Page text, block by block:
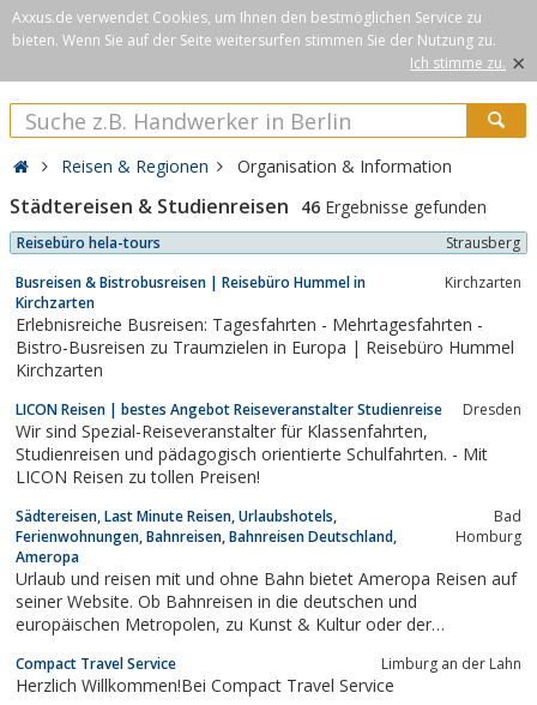
Axxus.de verwendet Cookies, um Ihnen den bestmöglichen Service zu
bieten. Wenn Sie auf der Seite weitersurfen stimmen Sie der Nutzung zu.
Ich stimme zu. ×
Reisen & Regionen Organisation & Information
Städtereisen & Studienreisen 46 Ergebnisse gefunden
Reisebüro hela-tours
Strausberg
Busreisen & Bistrobusreisen | Reisebüro Hummel in
Kirchzarten
Kirchzarten
Erlebnisreiche Busreisen: Tagesfahrten - Mehrtagesfahrten -
Bistro-Busreisen zu Traumzielen in Europa | Reisebüro Hummel
Kirchzarten
LICON Reisen | bestes Angebot Reiseveranstalter Studienreise Dresden
Wir sind Spezial-Reiseveranstalter für Klassenfahrten,
Studienreisen und pädagogisch orientierte Schulfahrten. - Mit
LICON Reisen zu tollen Preisen!
Sädtereisen, Last Minute Reisen, Urlaubshotels,
Ferienwohnungen, Bahnreisen, Bahnreisen Deutschland,
Ameropa
Bad
Homburg
Urlaub und reisen mit und ohne Bahn bietet Ameropa Reisen auf
seiner Website. Ob Bahnreisen in die deutschen und
europäischen Metropolen, zu Kunst & Kultur oder der
Urlaubspakete für jeden Geschmack.Bahnreisen mit Ameropa
sind die Alternative zu lästigen Autofahrten. Der...
Compact Travel Service Limburg an der Lahn
Herzlich Willkommen!Bei Compact Travel Service